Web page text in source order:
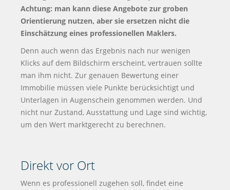
Achtung: man kann diese Angebote zur groben
Orientierung nutzen, aber sie ersetzen nicht die
Einschätzung eines professionellen Maklers.
Denn auch wenn das Ergebnis nach nur wenigen
Klicks auf dem Bildschirm erscheint, vertrauen sollte
man ihm nicht. Zur genauen Bewertung einer
Immobilie müssen viele Punkte berücksichtigt und
Unterlagen in Augenschein genommen werden. Und
nicht nur Zustand, Ausstattung und Lage sind wichtig,
um den Wert marktgerecht zu berechnen.
Direkt vor Ort
Wenn es professionell zugehen soll, findet eine